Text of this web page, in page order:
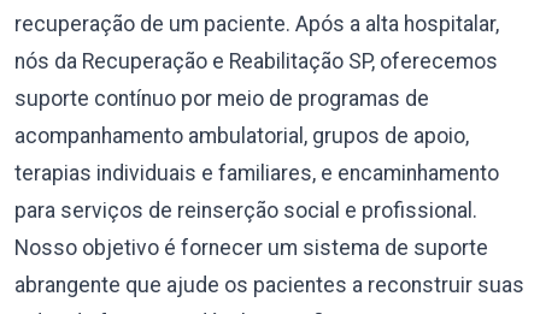
recuperação de um paciente. Após a alta hospitalar,
nós da Recuperação e Reabilitação SP, oferecemos
suporte contínuo por meio de programas de
acompanhamento ambulatorial, grupos de apoio,
terapias individuais e familiares, e encaminhamento
para serviços de reinserção social e profissional.
Nosso objetivo é fornecer um sistema de suporte
abrangente que ajude os pacientes a reconstruir suas